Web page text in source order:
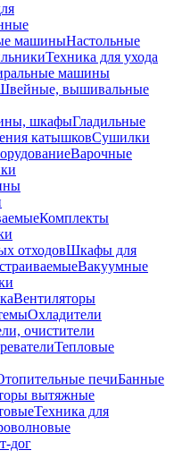
машиныНастольные
Техника для ухода
машины
вышивальные
шкафыГладильные
катышковСушилки
Варочные
Комплекты
отходовШкафы для
Вакуумные
Вентиляторы
Охладители
очистители
Тепловые
печиБанные
вытяжные
Техника для
дог